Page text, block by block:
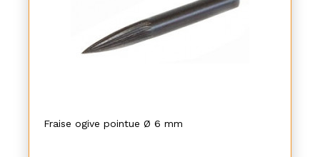
Fraise ogive pointue Ø 6 mm